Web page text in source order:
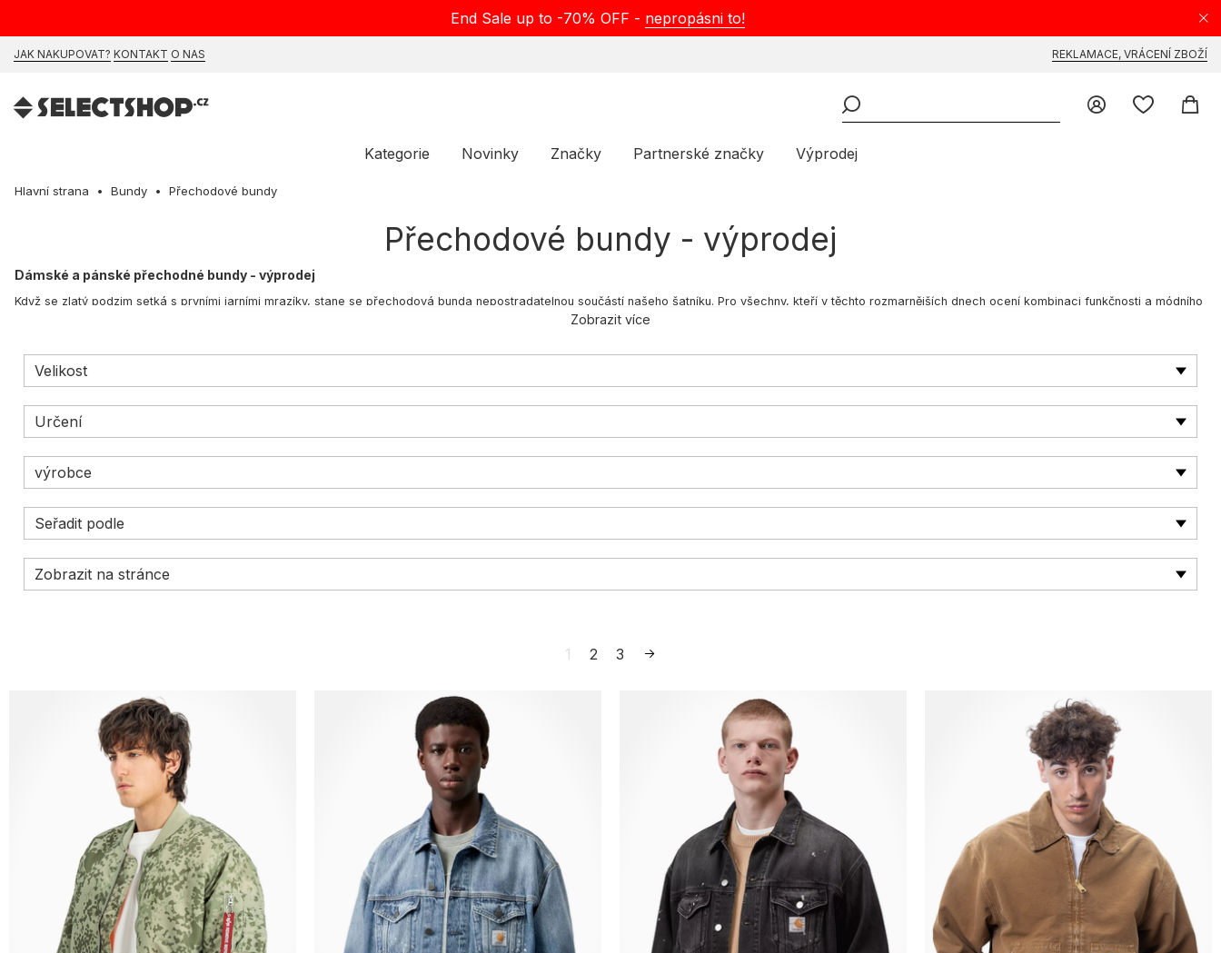
End Sale up to -70% OFF - nepropásni to!
JAK NAKUPOVAT? KONTAKT O NAS REKLAMACE, VRÁCENÍ ZBOŽÍ
Kategorie Novinky Značky Partnerské značky Výprodej
Hlavní strana Bundy Přechodové bundy
Přechodové bundy - výprodej
Dámské a pánské přechodné bundy - výprodej
Když se zlatý podzim setká s prvními jarními mrazíky, stane se přechodová bunda nepostradatelnou součástí našeho šatníku. Pro všechny, kteří v těchto rozmarnějších dnech ocení kombinaci funkčnosti a módního
designu, jsme připravili výjimečný výprodej přechodových bund! V naší speciální nabídce najdete široký výběr bund, které jsou ideální pro chladnější dny roku. Od lehkých, prodyšných modelů přes bundy z
různým vzorům a barvám si můžete vybrat dokonalý model, který bude vyhovovat vašemu stylu a potřebám. Pokud se chcete připravit na měnící se povětrnostní podmínky, aniž byste se vzdali módního vzhledu,
využijte našeho výprodeje přechodových bund. Objevte širokou nabídku modelů a zajistěte si pohodlí v chladnějších dnech.
Zobrazit více
Velikost
Určení
výrobce
Seřadit podle
Zobrazit na stránce
1 2 3